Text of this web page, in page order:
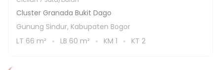
Cluster Granada Bukit Dago
Gunung Sindur, Kabupaten Bogor
LT 66 m² LB 60 m² KM 1 KT 2